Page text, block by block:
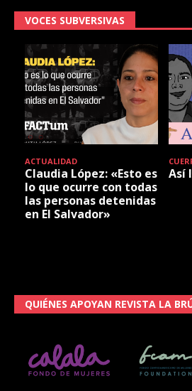
VOCES SUBVERSIVAS
ACTUALIDAD
Claudia López: «Esto es
lo que ocurre con todas
las personas detenidas
en El Salvador»
Así
QUIÉNES APOYAN REVISTA LA